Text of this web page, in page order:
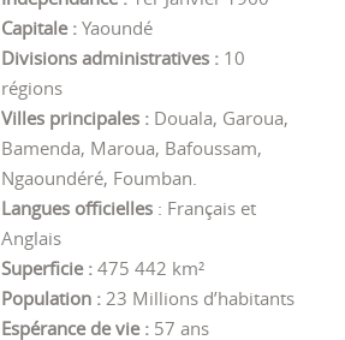
Capitale : Yaoundé
Divisions administratives : 10
régions
Villes principales : Douala, Garoua,
Bamenda, Maroua, Bafoussam,
Ngaoundéré, Foumban.
Langues officielles : Français et
Anglais
Superficie : 475 442 km²
Population : 23 Millions d’habitants
Espérance de vie : 57 ans